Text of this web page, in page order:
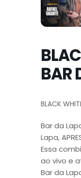
BAR
BLACK
Bar da
Lapa,
Essa
ao vivo e
Bar da